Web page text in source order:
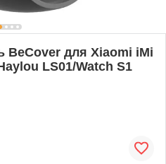
BeCover для Xiaomi iMi
LS01/Watch S1